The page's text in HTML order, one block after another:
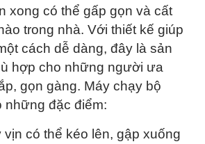
xong có thể gấp gọn và cất
trong nhà. Với thiết kế giúp
cách dễ dàng, đây là sản
hợp cho những người ưa
gọn gàng. Máy chạy bộ
những đặc điểm:
vịn có thể kéo lên, gập xuống